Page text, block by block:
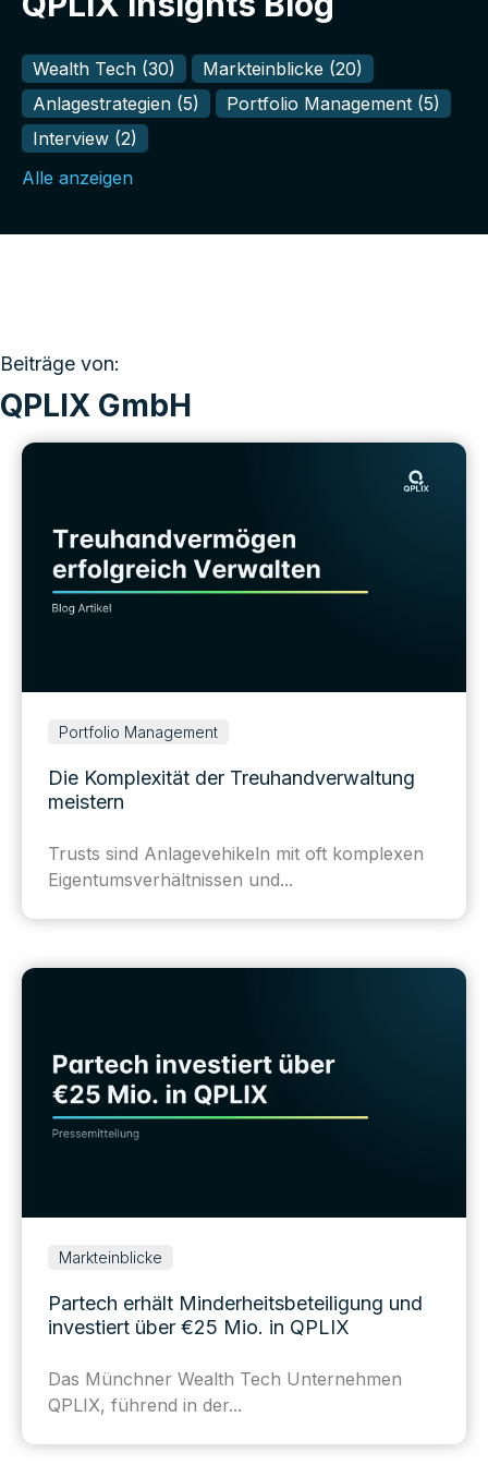
Wealth Tech (30) Markteinblicke (20)
Anlagestrategien (5) Portfolio Management (5)
Interview (2)
Alle anzeigen
Beiträge von:
QPLIX GmbH
Portfolio Management
Die Komplexität der Treuhandverwaltung
meistern
Trusts sind Anlagevehikeln mit oft komplexen
Eigentumsverhältnissen und...
Markteinblicke
Partech erhält Minderheitsbeteiligung und
investiert über €25 Mio. in QPLIX
Das Münchner Wealth Tech Unternehmen
QPLIX, führend in der...